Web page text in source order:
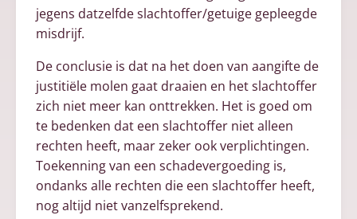
jegens datzelfde slachtoffer/getuige gepleegde
misdrijf.
De conclusie is dat na het doen van aangifte de
justitiële molen gaat draaien en het slachtoffer
zich niet meer kan onttrekken. Het is goed om
te bedenken dat een slachtoffer niet alleen
rechten heeft, maar zeker ook verplichtingen.
Toekenning van een schadevergoeding is,
ondanks alle rechten die een slachtoffer heeft,
nog altijd niet vanzelfsprekend.